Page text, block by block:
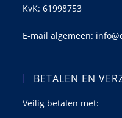
KvK: 61998753
E-mail algemeen:
BETALEN EN
Veilig betalen met: